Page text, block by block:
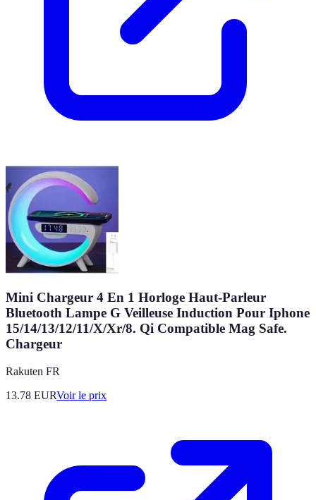
Mini Chargeur 4 En 1 Horloge Haut-Parleur
Bluetooth Lampe G Veilleuse Induction Pour Iphone
15/14/13/12/11/X/Xr/8. Qi Compatible Mag Safe.
Chargeur
Rakuten FR
13.78 EURVoir le prix